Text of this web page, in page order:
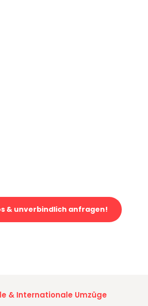
& unverbindlich anfragen!
& Internationale Umzüge